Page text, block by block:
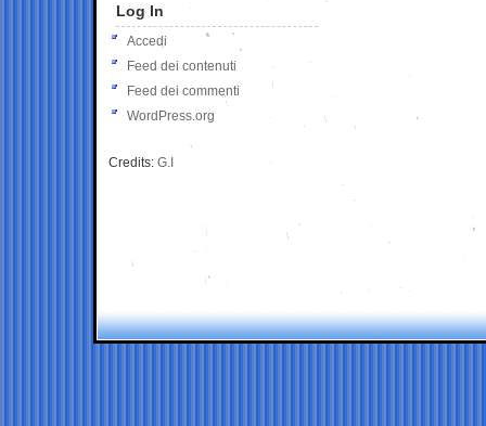
Log In
Accedi
Feed dei contenuti
Feed dei commenti
WordPress.org
Credits: G.I